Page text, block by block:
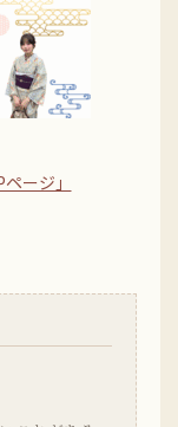
ージ」